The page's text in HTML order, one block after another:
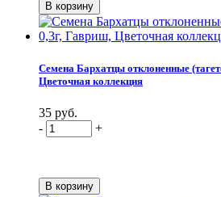
Семена Бархатцы отклоненные
Цветочная коллекция
35 руб.
-
+